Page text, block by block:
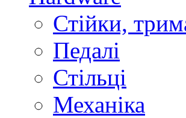
Стійки,
Педалі
Стільці
Механіка